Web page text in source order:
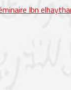
Ibn